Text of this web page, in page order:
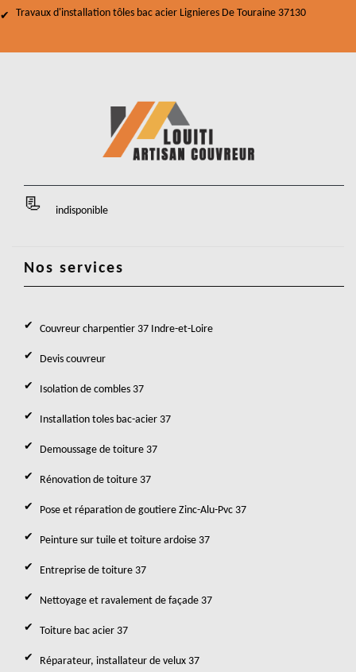
Travaux d'installation tôles bac acier Lignieres De Touraine 37130
indisponible
Nos services
Couvreur charpentier 37 Indre-et-Loire
Devis couvreur
Isolation de combles 37
Installation toles bac-acier 37
Demoussage de toiture 37
Rénovation de toiture 37
Pose et réparation de goutiere Zinc-Alu-Pvc 37
Peinture sur tuile et toiture ardoise 37
Entreprise de toiture 37
Nettoyage et ravalement de façade 37
Toiture bac acier 37
Réparateur, installateur de velux 37